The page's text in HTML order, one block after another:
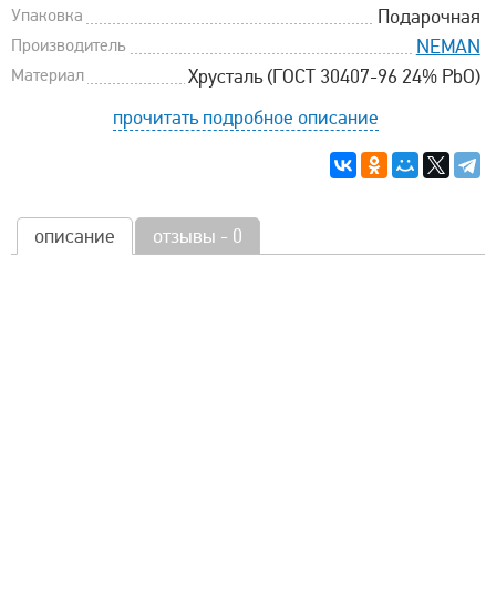
Упаковка Подарочная
Производитель NEMAN
Материал
Хрусталь (ГОСТ 30407-96 24% PbO)
прочитать подробное описание
описание отзывы - 0